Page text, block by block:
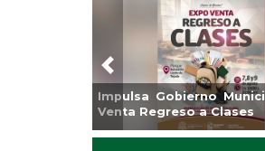
Invita Ayuntamiento de
a Temporada de Artes
Viva”
Previous